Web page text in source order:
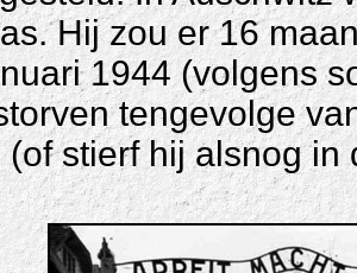
Hij zou er 16
1944 (volgens
tengevolge
stierf hij alsnog in